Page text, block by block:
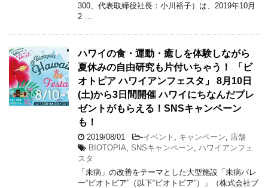
300、代表取締役社長：小川裕子）は、2019年10月
2 …
ハワイの食・運動・癒しを体験しながら
夏休みの自由研究も片付いちゃう！ 「ビ
オトピア ハワイアンフェスタ」 8月10日
(土)から3日間開催 ハワイにちなんだプレ
ゼントがもらえる！SNSキャンペーン
も！
2019/08/01 -イベント キャンペーン
店舗
BIOTOPIA SNSキャンペーン ハワイアンフェ
スタ
「未病」の改善をテーマとした大型施設「未病バレ
ー“ビオトピア”（以下“ビオトピア”）」（株式会社ブ